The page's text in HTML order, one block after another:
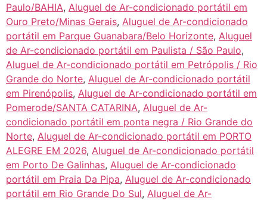
Paulo/BAHIA, Aluguel de Ar-condicionado portátil em
Ouro Preto/Minas Gerais, Aluguel de Ar-condicionado
portátil em Parque Guanabara/Belo Horizonte, Aluguel
de Ar-condicionado portátil em Paulista / São Paulo,
Aluguel de Ar-condicionado portátil em Petrópolis / Rio
Grande do Norte, Aluguel de Ar-condicionado portátil
em Pirenópolis, Aluguel de Ar-condicionado portátil em
Pomerode/SANTA CATARINA, Aluguel de Ar-
condicionado portátil em ponta negra / Rio Grande do
Norte, Aluguel de Ar-condicionado portátil em PORTO
ALEGRE EM 2026, Aluguel de Ar-condicionado portátil
em Porto De Galinhas, Aluguel de Ar-condicionado
portátil em Praia Da Pipa, Aluguel de Ar-condicionado
portátil em Rio Grande Do Sul, Aluguel de Ar-